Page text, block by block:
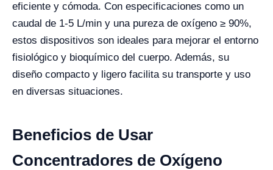
eficiente y cómoda. Con especificaciones como un
caudal de 1-5 L/min y una pureza de oxígeno ≥ 90%,
estos dispositivos son ideales para mejorar el entorno
fisiológico y bioquímico del cuerpo. Además, su
diseño compacto y ligero facilita su transporte y uso
en diversas situaciones.
Beneficios de Usar
Concentradores de Oxígeno